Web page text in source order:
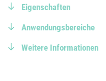
Eigenschaften
Anwendungsbereiche
Weitere Informationen